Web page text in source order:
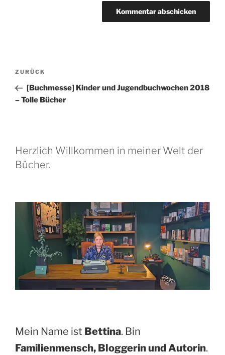
Beitragsnavigation
Vorheriger
Beitrag
ZURÜCK
[Buchmesse] Kinder und Jugendbuchwochen 2018
– Tolle Bücher
Herzlich Willkommen in meiner Welt der
Bücher.
Mein Name ist Bettina. Bin
Familienmensch, Bloggerin und Autorin.